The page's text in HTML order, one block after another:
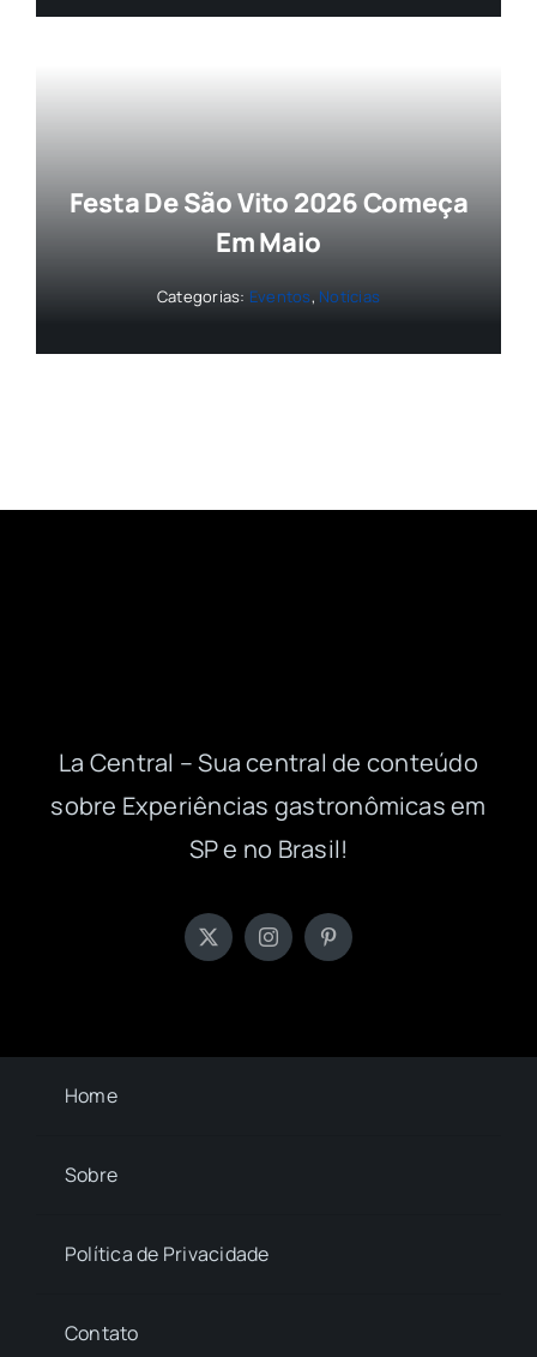
Festa De São Vito 2026 Começa
Em Maio
Categorias: Eventos, Notícias
La Central – Sua central de conteúdo
sobre Experiências gastronômicas em
SP e no Brasil!
Home
Sobre
Política de Privacidade
Contato